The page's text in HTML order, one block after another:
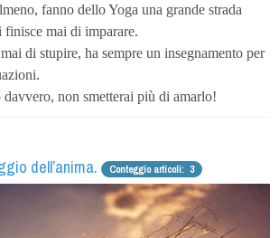
fanno dello Yoga una grande strada
mai di imparare.
di stupire, ha sempre un insegnamento per
davvero, non smetterai più di amarlo!
dell’anima. Conteggio articoli: 3